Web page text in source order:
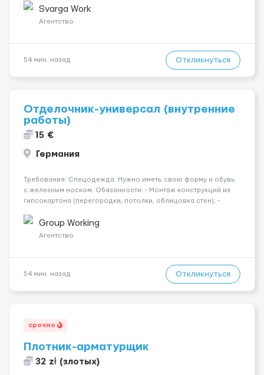
час брутто 🏠 Жильё: предоставляется БЕСПЛАТНО 📞
Контакт: +3725672...
Svarga Work
Агентство
54 мин. назад Откликнуться
Отделочник-универсал (внутренние
работы)
15 €
Германия
Требования: Спецодежда: Нужно иметь свою форму и обувь
с железным носком. Обязанности: - Монтаж конструкций из
гипсокартона (перегородки, потолки, облицовка стен); -
малярных работ (шпатлевка, грунтовка, покраска); -
Штукатурные работы ...
Group Working
Агентство
54 мин. назад Откликнуться
срочно
Плотник-арматурщик
32 zł (злотых)